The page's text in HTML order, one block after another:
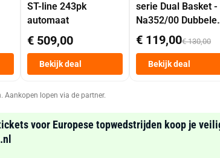
ST-line 243pk
automaat
€ 509,00
Bekijk deal
serie Dual Basket -
Na352/00 Dubbele
Mand 9 L Tot 6
Personen
Heteluchtfriteuse
Zwart
€ 119,00€ 130,00
Bekijk deal
Aankopen lopen via de partner.
voor Europese topwedstrijden koop je